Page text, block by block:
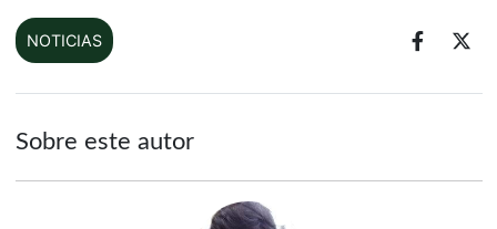
NOTICIAS
Sobre este autor